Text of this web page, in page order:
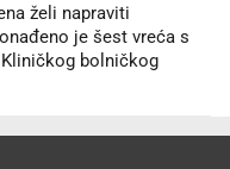
želi napraviti
je šest vreća s
bolničkog